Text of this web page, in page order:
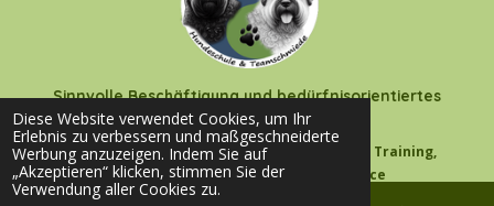
Diese Website verwendet Cookies, um Ihr
Erlebnis zu verbessern und maßgeschneiderte
Werbung anzuzeigen. Indem Sie auf
„Akzeptieren“ klicken, stimmen Sie der
Verwendung aller Cookies zu.
Sinnvolle Beschäftigung und bedürfnisorientiertes
Hundetraining für deinen Hund
Hallo Wuff - Hundeschule & Teamschmiede * Training,
Auslastung & Beschäftigung in Balance